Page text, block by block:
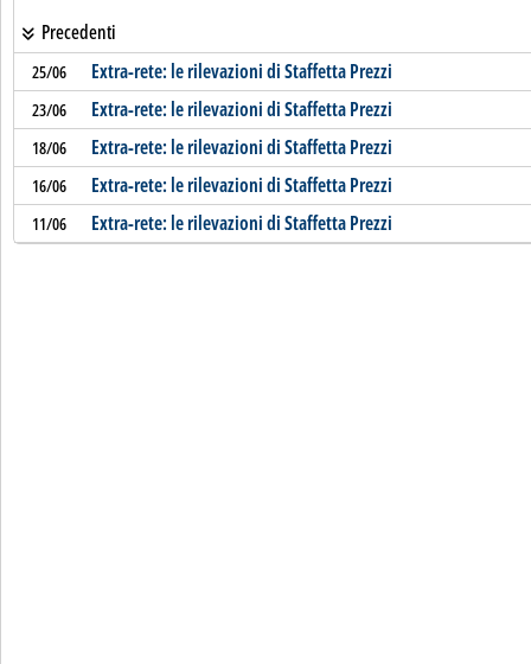
Precedenti
25/06 Extra-rete: le rilevazioni di Staffetta Prezzi
23/06 Extra-rete: le rilevazioni di Staffetta Prezzi
18/06 Extra-rete: le rilevazioni di Staffetta Prezzi
16/06 Extra-rete: le rilevazioni di Staffetta Prezzi
11/06 Extra-rete: le rilevazioni di Staffetta Prezzi